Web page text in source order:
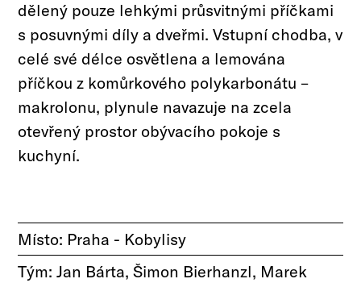
dělený pouze lehkými průsvitnými příčkami
s posuvnými díly a dveřmi. Vstupní chodba, v
celé své délce osvětlena a lemována
příčkou z komůrkového polykarbonátu –
makrolonu, plynule navazuje na zcela
otevřený prostor obývacího pokoje s
kuchyní.
Místo: Praha - Kobylisy
Tým: Jan Bárta, Šimon Bierhanzl, Marek